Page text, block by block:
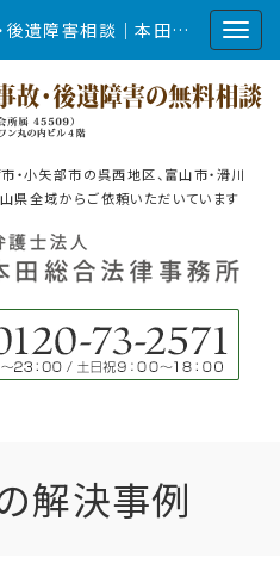
富山の弁護士による交通事故・後遺障害相談｜本田総合法律事務所
・小矢部市の呉西地区、富山市・滑川
県全域からご依頼いただいています
解決事例